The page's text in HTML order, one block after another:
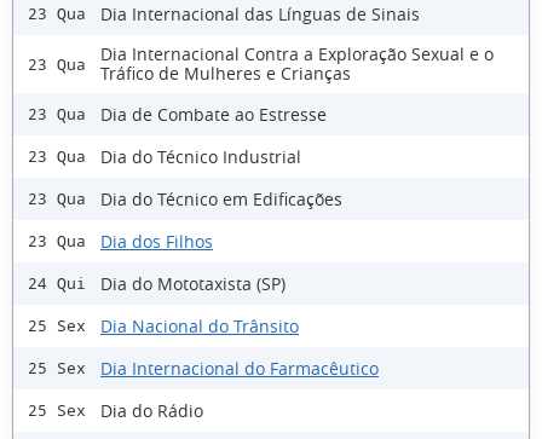
23 Qua Dia Internacional das Línguas de Sinais
23 Qua
Dia Internacional Contra a Exploração Sexual e o
Tráfico de Mulheres e Crianças
23 Qua Dia de Combate ao Estresse
23 Qua Dia do Técnico Industrial
23 Qua Dia do Técnico em Edificações
23 Qua Dia dos Filhos
24 Qui Dia do Mototaxista (SP)
25 Sex Dia Nacional do Trânsito
25 Sex Dia Internacional do Farmacêutico
25 Sex Dia do Rádio